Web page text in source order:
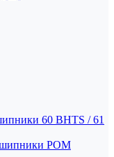
60 BHTS / 61
POM